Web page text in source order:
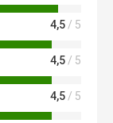
4,5 / 5
4,5 / 5
4,5 / 5